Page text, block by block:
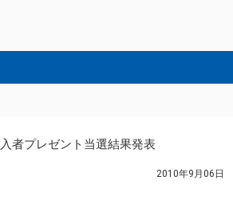
者プレゼント当選結果発表
2010年9月06日